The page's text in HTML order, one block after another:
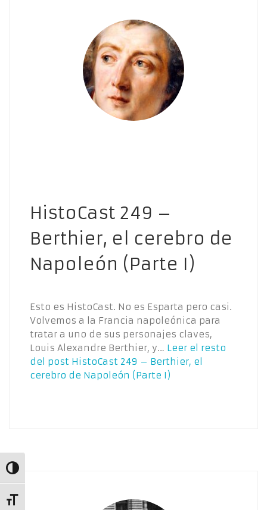
Alternar alto contraste
Alternar tamaño de letra
HistoCast 249 –
Berthier, el cerebro de
Napoleón (Parte I)
Esto es HistoCast. No es Esparta pero casi.
Volvemos a la Francia napoleónica para
tratar a uno de sus personajes claves,
Louis Alexandre Berthier, y… Leer el resto
del post HistoCast 249 – Berthier, el
cerebro de Napoleón (Parte I)